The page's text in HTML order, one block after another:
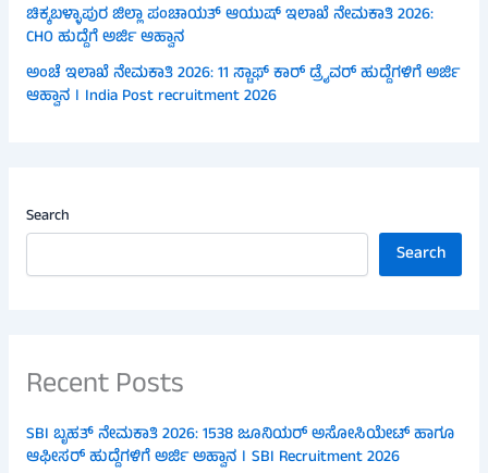
ಚಿಕ್ಕಬಳ್ಳಾಪುರ ಜಿಲ್ಲಾ ಪಂಚಾಯತ್ ಆಯುಷ್ ಇಲಾಖೆ ನೇಮಕಾತಿ 2026:
CHO ಹುದ್ದೆಗೆ ಅರ್ಜಿ ಆಹ್ವಾನ
ಅಂಚೆ ಇಲಾಖೆ ನೇಮಕಾತಿ 2026: 11 ಸ್ಟಾಫ್ ಕಾರ್ ಡ್ರೈವರ್ ಹುದ್ದೆಗಳಿಗೆ ಅರ್ಜಿ
ಆಹ್ವಾನ । India Post recruitment 2026
Search
Search
Recent Posts
SBI ಬೃಹತ್ ನೇಮಕಾತಿ 2026: 1538 ಜೂನಿಯರ್ ಅಸೋಸಿಯೇಟ್ ಹಾಗೂ
ಆಫೀಸರ್ ಹುದ್ದೆಗಳಿಗೆ ಅರ್ಜಿ ಅಹ್ವಾನ । SBI Recruitment 2026